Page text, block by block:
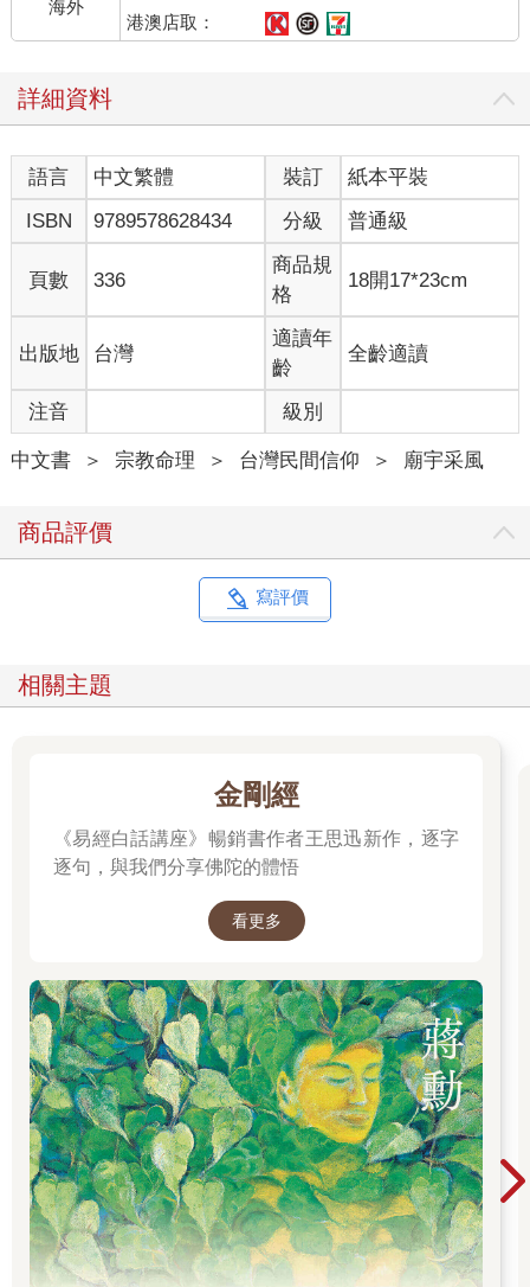
聚力的變化，以及各個廟堂如何運用人力、物力等實際的組織來
訓練其陣頭成員，而在迎王期間如何展現陣頭裝飾與陣法的特
的競技心態下，協助地方信仰神祇共同完成宗教信仰上神聖性的
掃除與地域潔淨之宗教性任務。
迎王陣頭，訓練縝密
東港的陣頭為了配合參加迎王的慶典活動，往往是在接近迎王期
前的數月前才陸續展開為期數月的密集訓練；到更加接近迎王期
的數週，才舉行奉請相關神祇入館安座的「安館」儀式，並將成
員所扮的神祇之相關神位與兵器、法器、服飾等一一安置館內，
早晚膜拜；或是要求成員夜宿公館內（或廟內），特別是神將團
的成員，如此則是祈使成員開始進入一段所扮演神將的神靈，能
夠降身賜教的神祕性感通階段，而這些調練過程，對於扮演的神
將角色之揣摩，具有相當決定性的影響。東港的各種陣頭，都相
當重視訓練與安館、以及相關禁忌所遵守的傳統，然而隨著時代
的變遷，有些既有的禁忌，也在實際的操練過程中產生了部分轉
對於實際參與陣頭表演的成員本身而言，他們（她們）根據個人
學習的興趣與因緣，而選擇參與不同陣頭的類型，有的青少年是
入，有的則是受到同儕的引介而加入，有的則是祈求神明庇佑許
同，以及個別的資質和有無學習過的經驗，要訓練到可以正式表
演所需的時間也各不相同，因而分別投注不同的訓練時間與心
往往需要至少一、二個月的訓練期，有的陣頭因為擔心陣法和動
作太複雜，年輕的成員在迎王期表演的動作不夠熟練，甚至提前
於半年前便已開始集訓，例如豐隆堂的十三金甲戰帥便是如此。
然而由於迎王期的訓練都會碰到陰曆七月的鬼月，在傳統習俗上
多認定鬼月諸事不宜，所以許多東港的陣頭往往會在迎王科年的
陰曆八月以後，才逐漸展開陣頭的訓練；但位於興漁里的共心堂
有特別稟報該廟神明勅清水給成員喝，並請神明於暗中護佑訓練
期間能夠平安無事。
這些陣頭在訓練時，大多利用晚上八點多到十點多的時間，因為
白天大家各有事業、工作或課業，所以僅能利用晚上閒暇時間來
練習。除了正式的指導教練外，往往還有多位老一輩的成員，在
一旁協助指導或糾正新學習的成員之動作，而東港宋江陣的練習
傳統，則多由父傳子的方式，看父親學什麼兵器，他便再將此項
兵器傳給其子，至於團體布陣的陣法或拳架的學習，則再由專門
的武術教練來指導。
陣頭最初成立時，往往會聘請東港當地或外地懂得指導腳步與陣
法的師父前來教導，等到該館的成員學會後，便會由老一輩的繼
續指導年輕的一輩，因而能夠代代相傳。也有的陣頭在創館之
海外
港澳店取：
詳細資料
語言 中文繁體 裝訂
紙本平裝
ISBN
9789578628434 分級 普通級
頁數 336
商品規
格
18開17*23cm
出版地 台灣
適讀年
齡
全齡適讀
注音 級別
中文書 ＞ 宗教命理 ＞ 台灣民間信仰 ＞ 廟宇采風
商品評價
寫評價
相關主題
金剛經
《易經白話講座》暢銷書作者王思迅新作，逐字
逐句，與我們分享佛陀的體悟
看更多